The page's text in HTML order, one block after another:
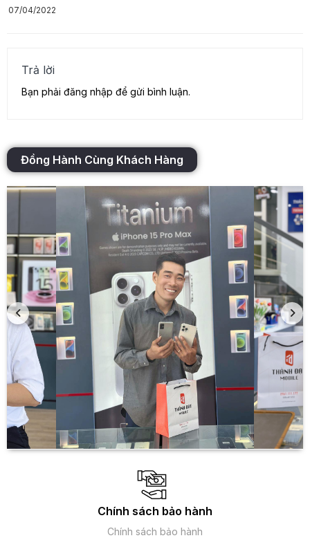
07/04/2022
Trả lời
Bạn phải đăng nhập để gửi bình luận.
Đồng Hành Cùng Khách Hàng
Chính sách bảo hành
Chính sách bảo hành